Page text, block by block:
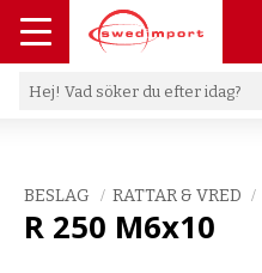
Meny
BESLAG RATTAR & VRED
R 250 M6x10